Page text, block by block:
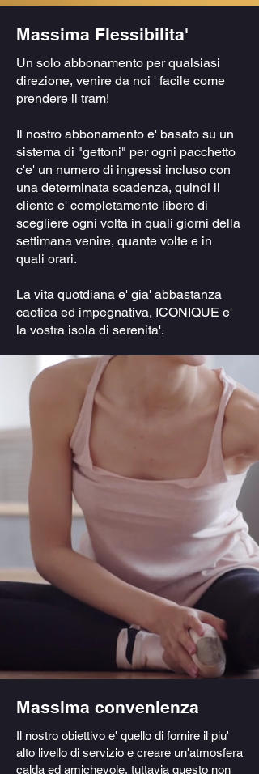
Massima Flessibilita'
Un solo abbonamento per qualsiasi
direzione, venire da noi ' facile come
prendere il tram!
Il nostro abbonamento e' basato su un
sistema di "gettoni" per ogni pacchetto
c'e' un numero di ingressi incluso con
una determinata scadenza, quindi il
cliente e' completamente libero di
scegliere ogni volta in quali giorni della
settimana venire, quante volte e in
quali orari.
La vita quotdiana e' gia' abbastanza
caotica ed impegnativa, ICONIQUE e'
la vostra isola di serenita'.
Massima convenienza
Il nostro obiettivo e' quello di fornire il piu'
alto livello di servizio e creare un'atmosfera
calda ed amichevole, tuttavia questo non